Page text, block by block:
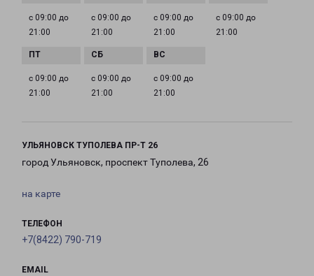
с 09:00 до
21:00
с 09:00 до
21:00
с 09:00 до
21:00
с 09:00 до
21:00
с 09:00 до
21:00
с 09:00 до
21:00
с 09:00 до
21:00
УЛЬЯНОВСК ТУПОЛЕВА ПР-Т 26
город Ульяновск, проспект Туполева, 26
на карте
ТЕЛЕФОН
+7(8422) 790-719
EMAIL